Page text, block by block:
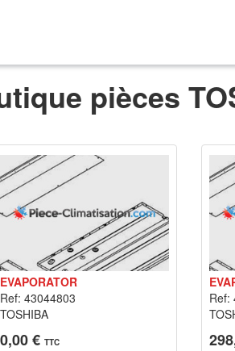
pièces
EVAPORATOR
Ref: 43044803
TOSHIBA
0,00 € TTC
Ref: